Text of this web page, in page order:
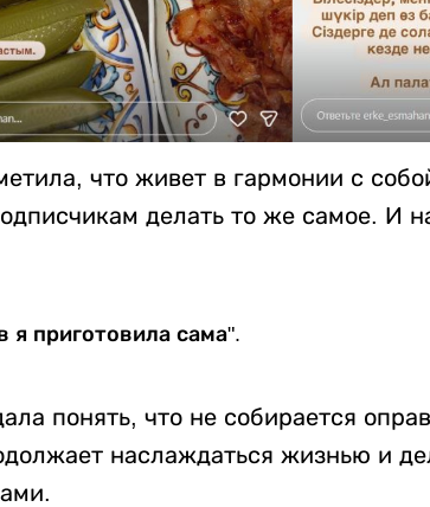
что живет в гармонии с
делать то же самое. И
я приготовила сама".
понять, что не собирается
наслаждаться жизнью и